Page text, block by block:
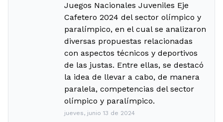
Juegos Nacionales Juveniles Eje
Cafetero 2024 del sector olímpico y
paralímpico, en el cual se analizaron
diversas propuestas relacionadas
con aspectos técnicos y deportivos
de las justas. Entre ellas, se destacó
la idea de llevar a cabo, de manera
paralela, competencias del sector
olímpico y paralímpico.
jueves, junio 13 de 2024